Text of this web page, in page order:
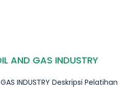
AND GAS INDUSTRY
GAS INDUSTRY Deskripsi Pelatihan